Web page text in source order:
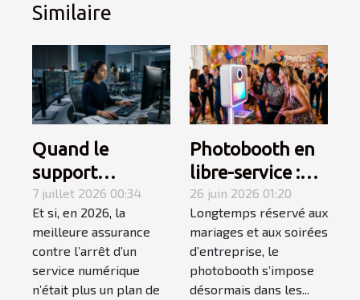
Similaire
Quand le
support
technique
devient le
maillon fort du
monitoring
proactif
7 juillet 2026 00:34
Et si, en 2026, la
meilleure assurance
contre l’arrêt d’un
service numérique
n’était plus un plan de
Photobooth en
libre-service :
une tendance
qui
révolutionne les
événements
privés
26 juin 2026 01:20
Longtemps réservé aux
mariages et aux soirées
d’entreprise, le
photobooth s’impose
désormais dans les...